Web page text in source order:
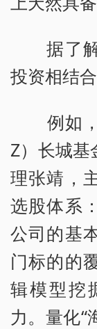
据了解
投资相结
例如，
Z）长城
理张靖，
选股体系
公司的基
门标的的
辑模型挖
力。量化“